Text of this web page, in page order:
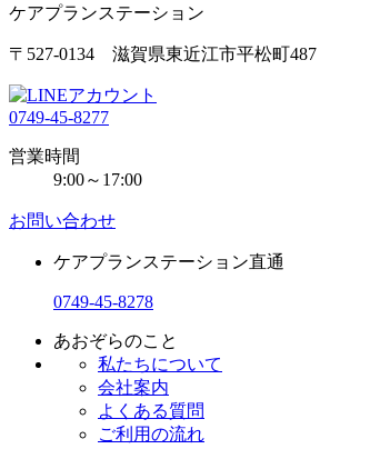
ケアプランステーション
〒527-0134 滋賀県東近江市平松町487
0749-45-8277
営業時間
9:00～17:00
お問い合わせ
ケアプランステーション直通
0749-45-8278
あおぞらのこと
私たちについて
会社案内
よくある質問
ご利用の流れ